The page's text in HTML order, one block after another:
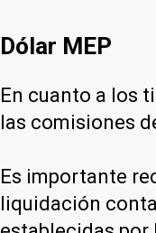
Dólar MEP
En cuanto a los
las comisiones
Es importante
liquidación